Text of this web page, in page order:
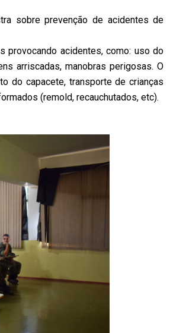
sobre prevenção de acidentes de
provocando acidentes, como: uso do
arriscadas, manobras perigosas. O
do capacete, transporte de crianças
(remold, recauchutados, etc).